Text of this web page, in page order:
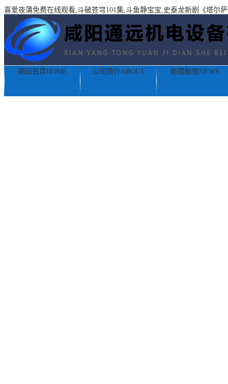
喜爱夜蒲免费在线观看,斗破苍穹101集,斗鱼静宝宝,史泰龙新剧《塔尔
網站首頁HOME 公司簡介ABOUT 新聞動態NEWS